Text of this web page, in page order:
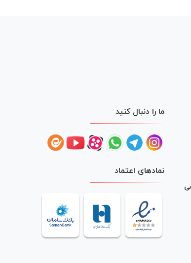
ما را دنبال کنید
نمادهای اعتماد